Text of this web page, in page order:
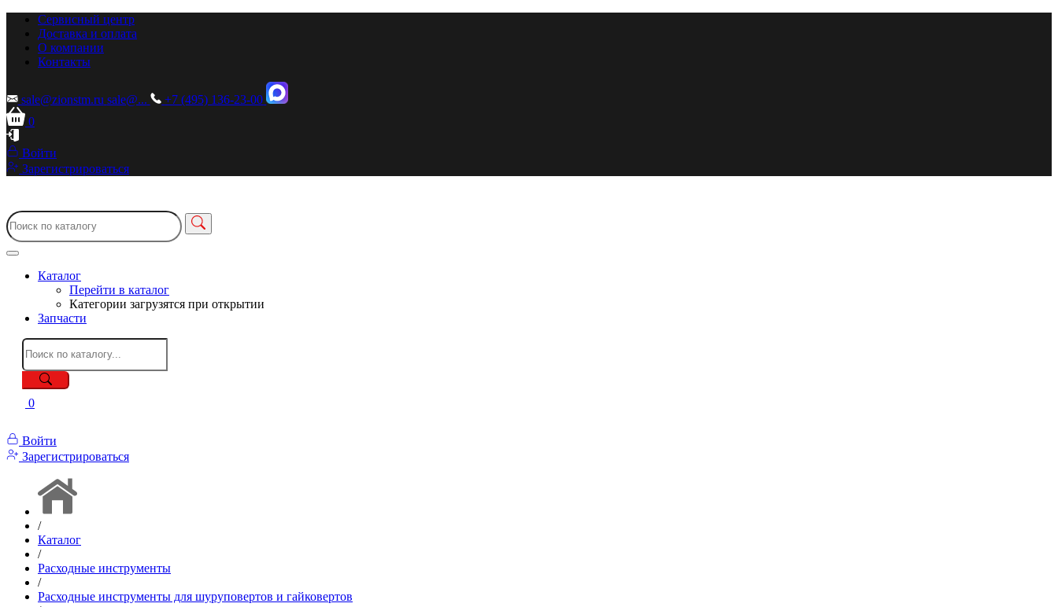
Сервисный центр
Доставка и оплата
О компании
Контакты
sale@zionstm.ru sale@...
+7 (495) 136-23-00
0
Войти
Зарегистрироваться
Каталог
Перейти в каталог
Категории загрузятся при открытии
Запчасти
0
Войти
Зарегистрироваться
/
Каталог
/
Расходные инструменты
/
Расходные инструменты для шуруповертов и гайковертов